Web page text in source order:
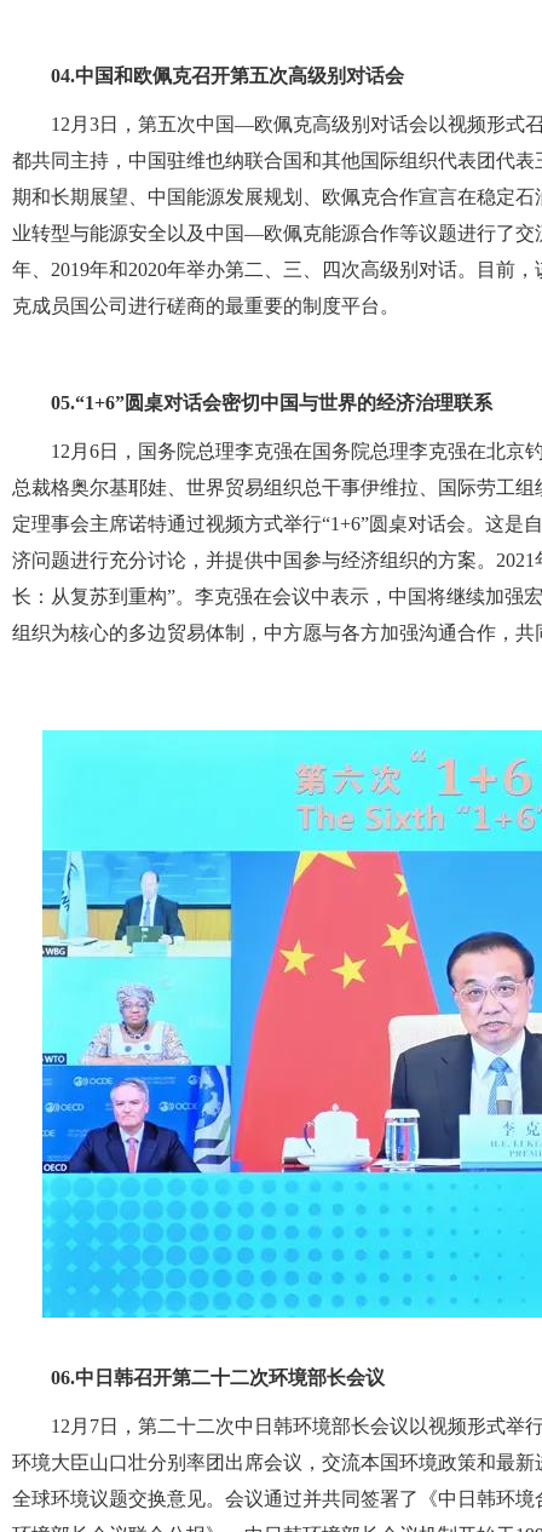
04.中国和欧佩克召开第五次高级别对话会
12月3日，第五次中国—欧佩克高级别对话会以视频形式
都共同主持，中国驻维也纳联合国和其他国际组织代表团代
期和长期展望、中国能源发展规划、欧佩克合作宣言在稳定
业转型与能源安全以及中国—欧佩克能源合作等议题进行了
年、2019年和2020年举办第二、三、四次高级别对话。目前
克成员国公司进行磋商的最重要的制度平台。
05.“1+6”圆桌对话会密切中国与世界的经济治理联系
12月6日，国务院总理李克强在国务院总理李克强在北
总裁格奥尔基耶娃、世界贸易组织总干事伊维拉、国际劳工
定理事会主席诺特通过视频方式举行“1+6”圆桌对话会。这是
济问题进行充分讨论，并提供中国参与经济组织的方案。
长：从复苏到重构”。李克强在会议中表示，中国将继续加强
组织为核心的多边贸易体制，中方愿与各方加强沟通合作，
06.中日韩召开第二十二次环境部长会议
12月7日，第二十二次中日韩环境部长会议以视频形式
环境大臣山口壮分别率团出席会议，交流本国环境政策和最
全球环境议题交换意见。会议通过并共同签署了《中日韩环